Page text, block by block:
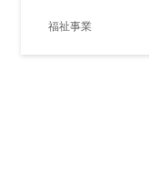
福祉事業